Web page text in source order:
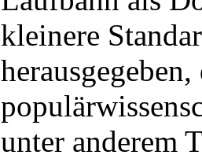
kleinere
unter anderem